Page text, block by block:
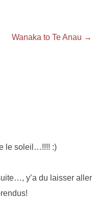
Wanaka to Te Anau →
le soleil…!!!! :)
y’a du laisser aller